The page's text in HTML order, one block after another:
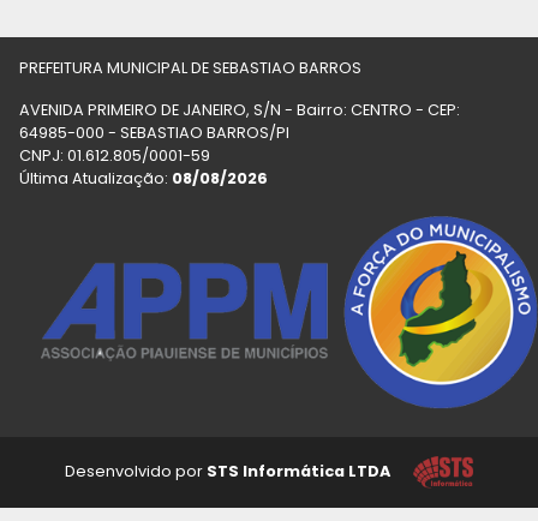
PREFEITURA MUNICIPAL DE SEBASTIAO BARROS
AVENIDA PRIMEIRO DE JANEIRO, S/N - Bairro: CENTRO - CEP:
64985-000 - SEBASTIAO BARROS/PI
CNPJ: 01.612.805/0001-59
Última Atualização: 08/08/2026
Desenvolvido por STS Informática LTDA